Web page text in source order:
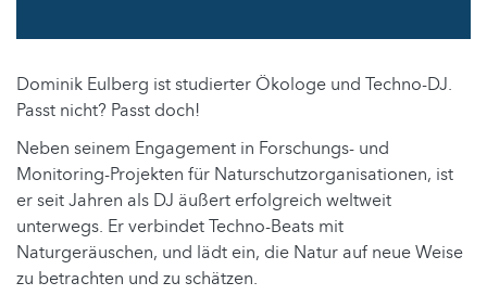
Dominik Eulberg ist studierter Ökologe und Techno-DJ.
Passt nicht? Passt doch!
Neben seinem Engagement in Forschungs- und
Monitoring-Projekten für Naturschutzorganisationen, ist
er seit Jahren als DJ äußert erfolgreich weltweit
unterwegs. Er verbindet Techno-Beats mit
Naturgeräuschen, und lädt ein, die Natur auf neue Weise
zu betrachten und zu schätzen.